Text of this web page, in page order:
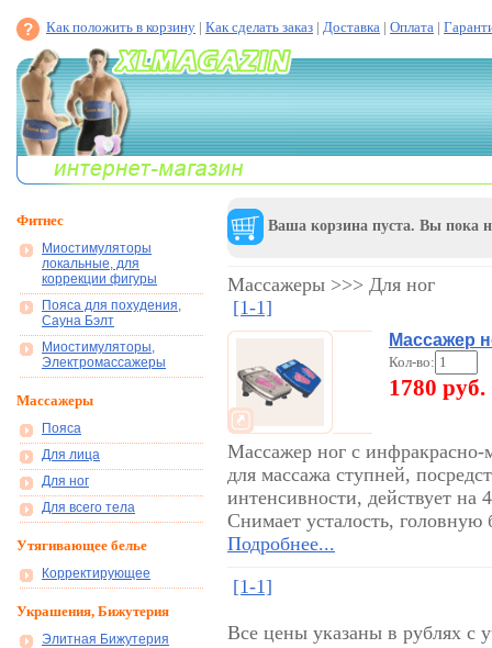
Как положить в корзину | Как сделать заказ | Доставка | Оплата |
Фитнес
Миостимуляторы
локальные, для
коррекции фигуры
Пояса для похудения,
Сауна Бэлт
Миостимуляторы,
Электромассажеры
Массажеры
Пояса
Для лица
Для ног
Для всего тела
Утягивающее белье
Корректирующее
Украшения, Бижутерия
Элитная Бижутерия
Ваша корзина пуста. Вы пока
Массажеры >>> Для ног
[1-1]
Массажер
Кол-во:
1780 руб.
Массажер ног с инфракрасно-
для массажа ступней,
интенсивности, действует на
Снимает усталость,
Подробнее...
[1-1]
Все цены указаны в рублях с